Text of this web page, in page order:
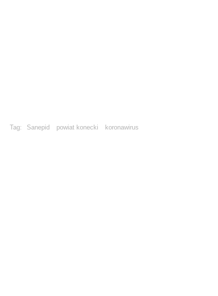
Tag: Sanepid powiat konecki koronawirus